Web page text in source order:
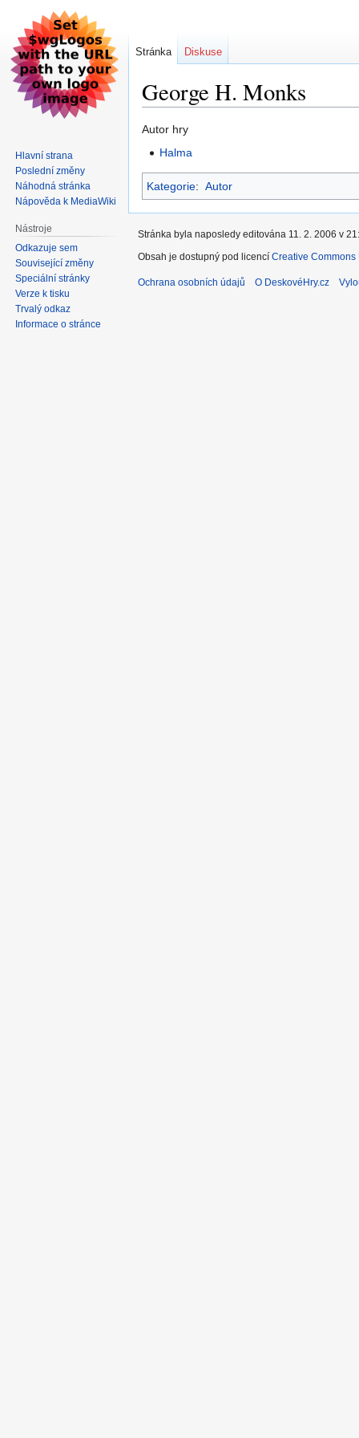
George H. Monks
Skočit
Skočit
Autor hry
Halma
Kategorie: Autor
Stránka Diskuse
Hlavní strana
Poslední změny
Náhodná stránka
Nápověda k MediaWiki
Nástroje
Odkazuje sem
Související změny
Speciální stránky
Verze k tisku
Trvalý odkaz
Informace o stránce
Stránka byla naposledy editována 11. 2. 2006 v
Obsah je dostupný pod licencí Creative
Ochrana osobních údajů O DeskovéHry.cz